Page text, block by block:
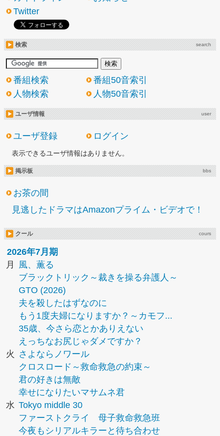
Twitter
検索 search
番組検索
番組50音索引
人物検索
人物50音索引
ユーザ情報 user
ユーザ登録 ログイン
表示できるユーザ情報はありません。
掲示板 bbs
お茶の間
見逃したドラマはAmazonプライム・ビデオで！
クール cours
2026年7月期
月
風、薫る
ブラックトリック～裁きを操る弁護人～
GTO (2026)
夫を殺したはずなのに
もう1度夫婦になりますか？～カモフ...
35歳、今さら恋とかありえない
えっちなお尻じゃダメですか？
火
さよならノワール
クロスロード～救命救急の約束～
君の好きは無敵
幸せになりたいマサムネ君
水 Tokyo middle 30
ファーストクライ 母子救命救急班
今夜もシリアルキラーと待ち合わせ